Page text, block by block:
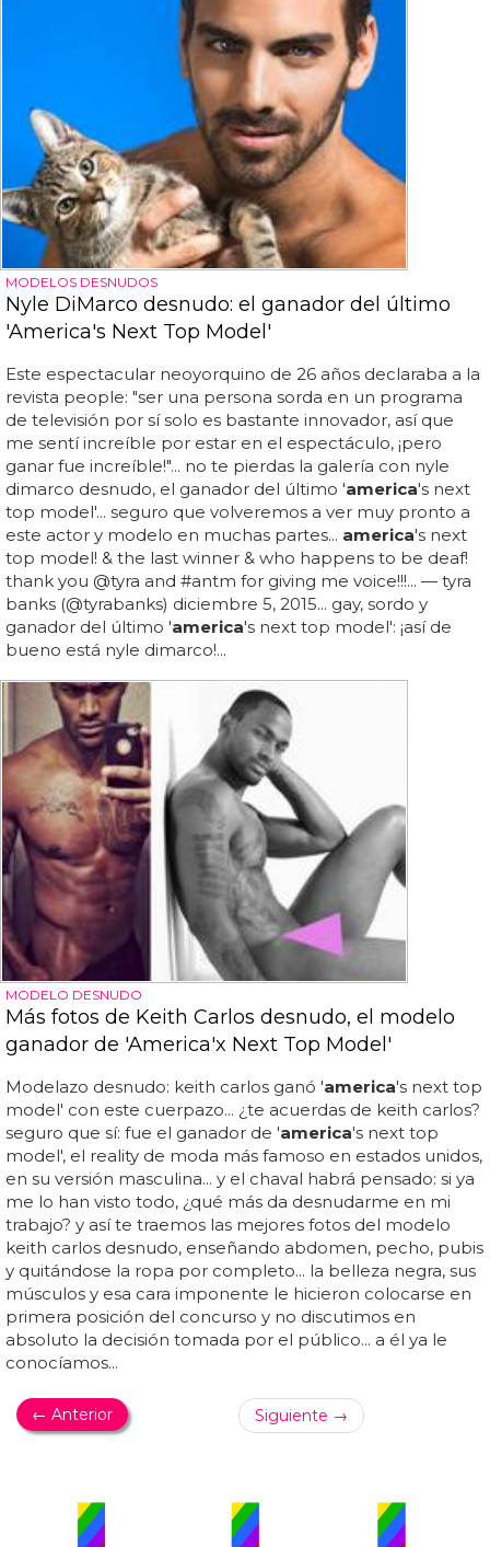
MODELOS DESNUDOS
Nyle DiMarco desnudo: el ganador del último
'America's Next Top Model'
Este espectacular neoyorquino de 26 años declaraba a la
revista people: "ser una persona sorda en un programa
de televisión por sí solo es bastante innovador, así que
me sentí increíble por estar en el espectáculo, ¡pero
ganar fue increíble!"... no te pierdas la galería con nyle
dimarco desnudo, el ganador del último 'america's next
top model'... seguro que volveremos a ver muy pronto a
este actor y modelo en muchas partes... america's next
top model! & the last winner & who happens to be deaf!
thank you @tyra and #antm for giving me voice!!!... — tyra
banks (@tyrabanks) diciembre 5, 2015... gay, sordo y
ganador del último 'america's next top model': ¡así de
bueno está nyle dimarco!...
MODELO DESNUDO
Más fotos de Keith Carlos desnudo, el modelo
ganador de 'America'x Next Top Model'
Modelazo desnudo: keith carlos ganó 'america's next top
model' con este cuerpazo... ¿te acuerdas de keith carlos?
seguro que sí: fue el ganador de 'america's next top
model', el reality de moda más famoso en estados unidos,
en su versión masculina... y el chaval habrá pensado: si ya
me lo han visto todo, ¿qué más da desnudarme en mi
trabajo? y así te traemos las mejores fotos del modelo
keith carlos desnudo, enseñando abdomen, pecho, pubis
y quitándose la ropa por completo... la belleza negra, sus
músculos y esa cara imponente le hicieron colocarse en
primera posición del concurso y no discutimos en
absoluto la decisión tomada por el público... a él ya le
conocíamos...
← Anterior Siguiente →